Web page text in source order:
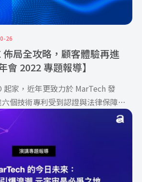
26
佈局全攻略，顧客體驗再進
會 2022 專題報導】
起家，近年更致力於 MarTech 發
個技術專利受到認證與法律保障